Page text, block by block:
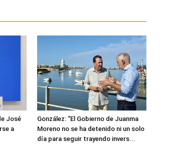
José
a
González: “El Gobierno de Juanma
Moreno no se ha detenido ni un solo
día para seguir trayendo invers...